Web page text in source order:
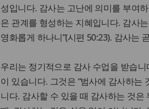
성입니다. 감사는 고난에 의미를 부여
은 관계를 형성하는 지혜입니다. 감사
영화롭게 하나니”(시편 50:23). 감사는
우리는 정기적으로 감사 수업을 받습
이 있습니다. 그것은 “범사에 감사하는
니다. 감사할 수 있을 때 감사하는 것